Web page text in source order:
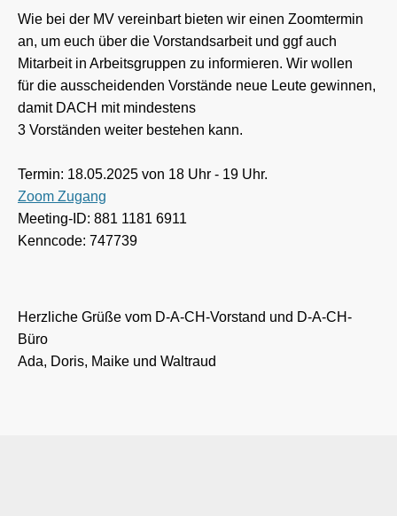
Wie bei der MV vereinbart bieten wir einen Zoomtermin
an, um euch über die Vorstandsarbeit und ggf auch
Mitarbeit in Arbeitsgruppen zu informieren. Wir wollen
für die ausscheidenden Vorstände neue Leute gewinnen,
damit DACH mit mindestens
3 Vorständen weiter bestehen kann.
Termin: 18.05.2025 von 18 Uhr - 19 Uhr.
Zoom Zugang
Meeting-ID: 881 1181 6911
Kenncode: 747739
Herzliche Grüße vom D-A-CH-Vorstand und D-A-CH-
Büro
Ada, Doris, Maike und Waltraud